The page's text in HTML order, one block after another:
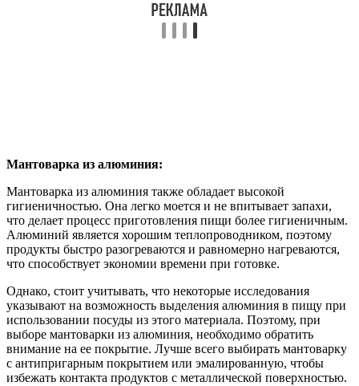
Мантоварка из алюминия:
Мантоварка из алюминия также обладает высокой
гигиеничностью. Она легко моется и не впитывает запахи,
что делает процесс приготовления пищи более гигиеничным.
Алюминий является хорошим теплопроводником, поэтому
продукты быстро разогреваются и равномерно нагреваются,
что способствует экономии времени при готовке.
Однако, стоит учитывать, что некоторые исследования
указывают на возможность выделения алюминия в пищу при
использовании посуды из этого материала. Поэтому, при
выборе мантоварки из алюминия, необходимо обратить
внимание на ее покрытие. Лучше всего выбирать мантоварку
с антипригарным покрытием или эмалированную, чтобы
избежать контакта продуктов с металлической поверхностью.